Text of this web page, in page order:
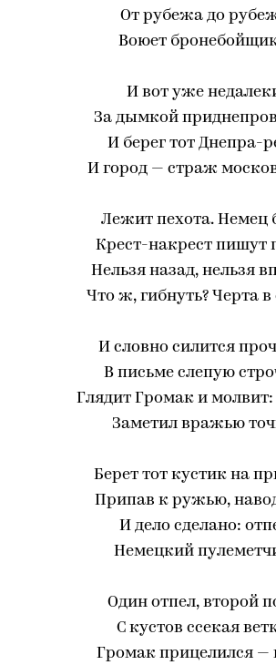
От рубежа до
Воюет
И вот уже
За дымкой
И берег тот Днепра-
И город — страж
Лежит пехота. Немец
Крест-накрест пишут
Нельзя назад, нельзя
Что ж, гибнуть? Черта в
И словно силится
В письме слепую
Глядит Громак и молвит:
Заметил вражью
Берет тот кустик на
Припав к ружью,
И дело сделано:
Немецкий
Один отпел, второй
С кустов ссекая
Громак прицелился —